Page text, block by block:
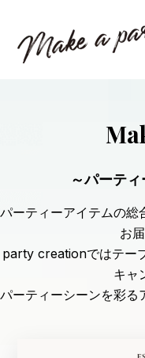
～パーテ
パーティーアイテムの
お
party creationではテー
キャ
パーティーシーンを彩る